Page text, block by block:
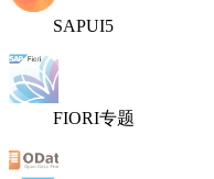
SAPUI5
FIORI专题